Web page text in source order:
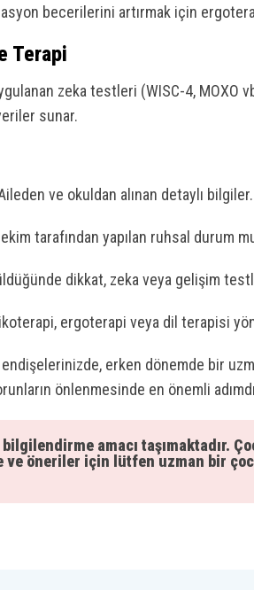
becerilerini artırmak için
Terapi
zeka testleri (WISC-4, MOXO
sunar.
ve okuldan alınan detaylı bilgiler.
tarafından yapılan ruhsal durum
dikkat, zeka veya gelişim
ergoterapi veya dil terapisi
erken dönemde bir
önlenmesinde en önemli
amacı taşımaktadır.
ve öneriler için lütfen uzman bir